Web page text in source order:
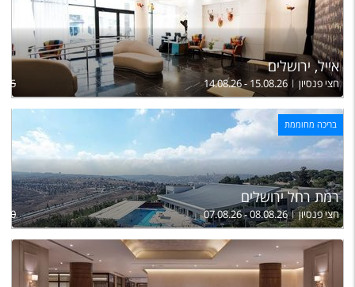
אייל, ירושלים
חצי פנסיון 14.08.26 - 15.08.26
בריכה מחוממת
רמת רחל ירושלים
חצי פנסיון 07.08.26 - 08.08.26